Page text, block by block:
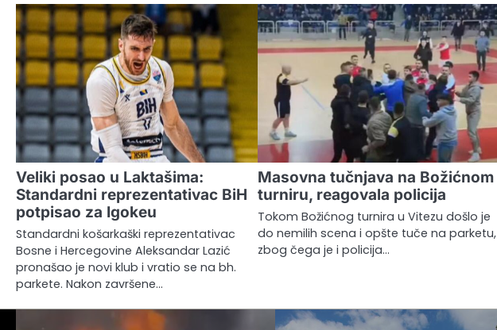
Veliki posao u Laktašima:
Standardni reprezentativac BiH
potpisao za Igokeu
Standardni košarkaški reprezentativac
Bosne i Hercegovine Aleksandar Lazić
pronašao je novi klub i vratio se na bh.
parkete. Nakon završene…
Masovna tučnjava na Božićnom
turniru, reagovala policija
Tokom Božićnog turnira u Vitezu došlo je
do nemilih scena i opšte tuče na parketu,
zbog čega je i policija…